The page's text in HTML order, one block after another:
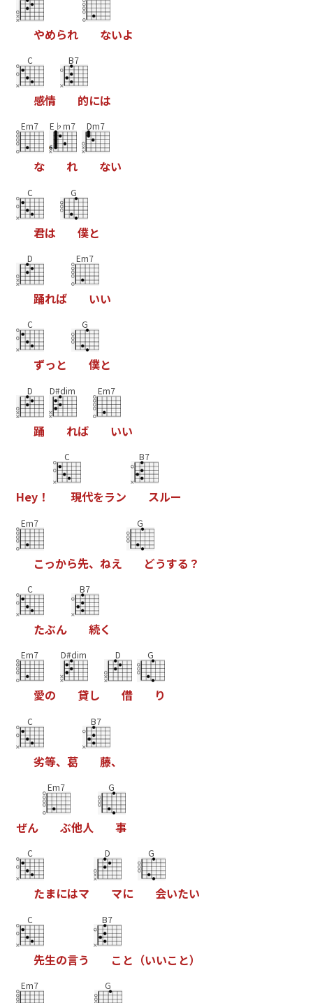
やめられ ないよ
C
感情
B7
的には
Em7
な
E♭m7
れ
Dm7
ない
C
君は
G
僕と
D
踊れば
Em7
いい
C
ずっ と
G
僕と
D
踊
D#dim
れば
Em7
いい
Hey！
C
現代をラン
B7
スルー
Em7
こっから先、 ねえ
G
どうする ？
C
たぶん
B7
続く
Em7
愛の
D#dim
貸し
D
借
G
り
C
劣等、 葛
B7
藤、
ぜん
Em7
ぶ他人
G
事
C
たまにはマ
D
マに
G
会いたい
C
先生の言う
B7
こ と （いいこ と）
Em7 G